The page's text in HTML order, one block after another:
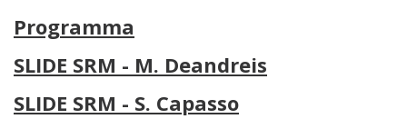
Programma
SLIDE SRM - M. Deandreis
SLIDE SRM - S. Capasso